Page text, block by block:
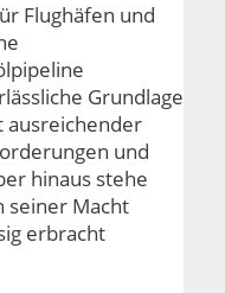
Flughäfen und
Grundlage
ausreichender
und
hinaus stehe
seiner Macht
erbracht